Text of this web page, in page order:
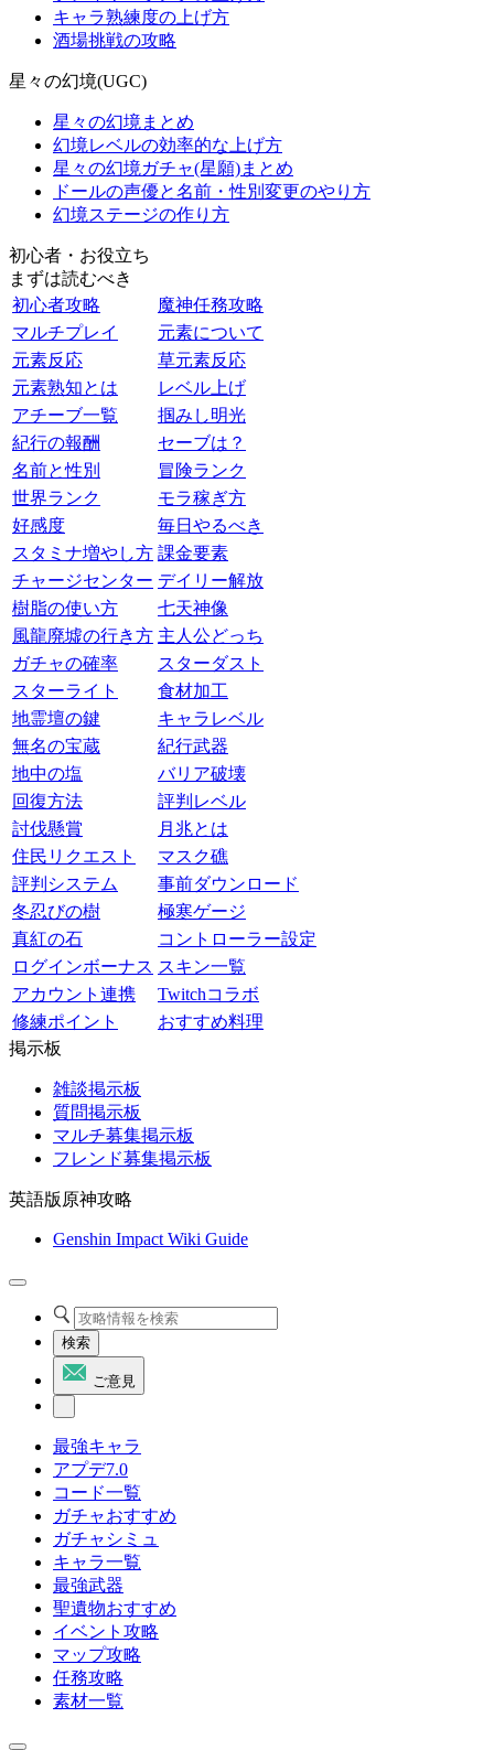
キャラ熟練度の上げ方
酒場挑戦の攻略
星々の幻境(UGC)
星々の幻境まとめ
幻境レベルの効率的な上げ方
星々の幻境ガチャ(星願)まとめ
ドールの声優と名前・性別変更のやり方
幻境ステージの作り方
初心者・お役立ち
まずは読むべき
初心者攻略
魔神任務攻略
マルチプレイ
元素について
元素反応
草元素反応
元素熟知とは
レベル上げ
アチーブ一覧
掴みし明光
紀行の報酬
セーブは？
名前と性別
冒険ランク
世界ランク
モラ稼ぎ方
好感度
毎日やるべき
スタミナ増やし方 課金要素
チャージセンター デイリー解放
樹脂の使い方
七天神像
風龍廃墟の行き方 主人公どっち
ガチャの確率
スターダスト
スターライト
食材加工
地霊壇の鍵
キャラレベル
無名の宝蔵
紀行武器
地中の塩
バリア破壊
回復方法
評判レベル
討伐懸賞
月兆とは
住民リクエスト
マスク礁
評判システム
事前ダウンロード
冬忍びの樹
極寒ゲージ
真紅の石
コントローラー設定
ログインボーナス スキン一覧
アカウント連携
Twitchコラボ
修練ポイント
おすすめ料理
掲示板
雑談掲示板
質問掲示板
マルチ募集掲示板
フレンド募集掲示板
英語版原神攻略
Genshin Impact Wiki Guide
検索
ご意見
最強キャラ
アプデ7.0
コード一覧
ガチャおすすめ
ガチャシミュ
キャラ一覧
最強武器
聖遺物おすすめ
イベント攻略
マップ攻略
任務攻略
素材一覧